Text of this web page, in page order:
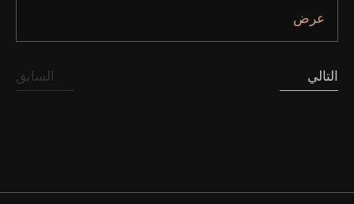
عرض
السابق التالي